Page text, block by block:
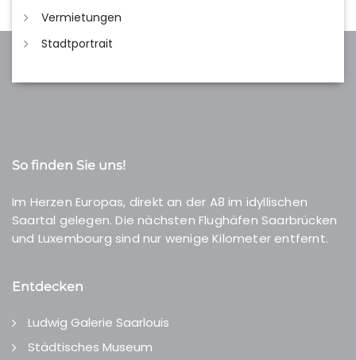
Vermietungen
Stadtportrait
So finden Sie uns!
Im Herzen Europas, direkt an der A8 im idyllischen
Saartal gelegen. Die nächsten Flughäfen Saarbrücken
und Luxembourg sind nur wenige Kilometer entfernt.
Entdecken
Ludwig Galerie Saarlouis
Städtisches Museum